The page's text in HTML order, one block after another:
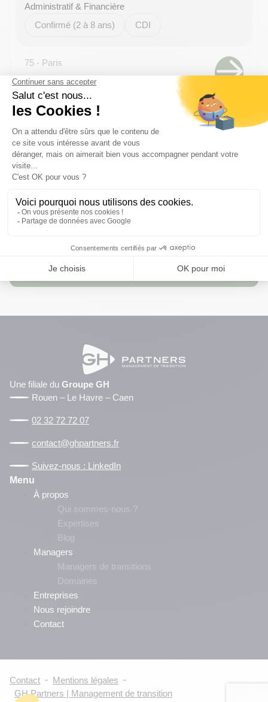
Candidature
spontanée
Administratif & Financière
Confirmé (2 à 8 ans)
CDI
75 - Paris
Voir toutes les offres
Une filiale du Groupe GH
Rouen – Le Havre – Caen
02 32 72 72 07
contact@ghpartners.fr
Suivez-nous : LinkedIn
Menu
À propos
Qui sommes-nous ?
Expertises
Blog
Managers
Managers de transitions
Domaines
Entreprises
Nous rejoindre
Contact
Contact
Mentions légales
GH Partners | Management de transition